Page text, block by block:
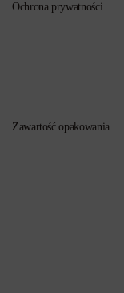
Ochrona prywatności
Zawartość opakowania